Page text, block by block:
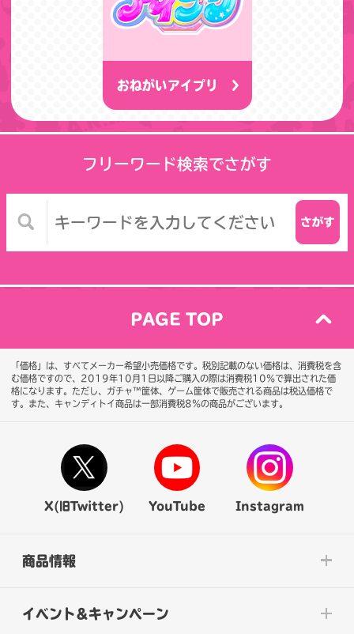
おねがいアイプリ
フリーワード検索でさがす
PAGE TOP
「価格」は、すべてメーカー希望小売価格です。税別記載のない価格は、消費税を含
む価格ですので、2019年10月1日以降ご購入の際は消費税10％で算出された価
格になります。 ただし、ガチャ™筐体、ゲーム筐体で販売される商品は税込価格で
す。また、キャンディトイ商品は一部消費税8％の商品がございます。
X(旧Twitter) YouTube Instagram
商品情報
イベント&キャンペーン